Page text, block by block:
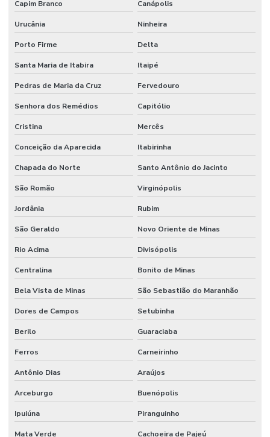
Capim Branco Canápolis
Urucânia Ninheira
Porto Firme Delta
Santa Maria de Itabira Itaipé
Pedras de Maria da Cruz Fervedouro
Senhora dos Remédios Capitólio
Cristina Mercês
Conceição da Aparecida Itabirinha
Chapada do Norte Santo Antônio do Jacinto
São Romão Virginópolis
Jordânia Rubim
São Geraldo Novo Oriente de Minas
Rio Acima Divisópolis
Centralina Bonito de Minas
Bela Vista de Minas São Sebastião do Maranhão
Dores de Campos Setubinha
Berilo Guaraciaba
Ferros Carneirinho
Antônio Dias Araújos
Arceburgo Buenópolis
Ipuiúna Piranguinho
Mata Verde Cachoeira de Pajeú